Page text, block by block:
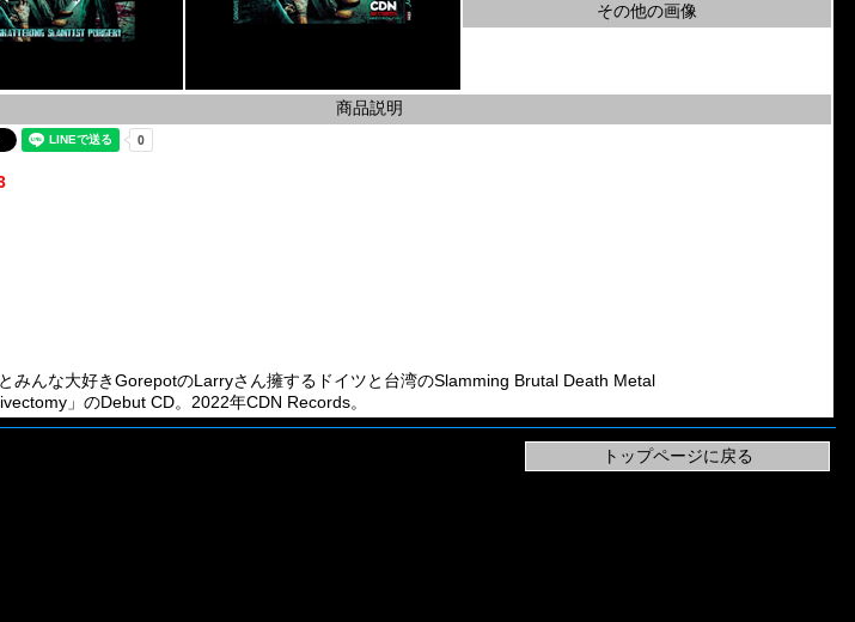
その他の画像
商品説明
みんな大好きGorepotのLarryさん擁するドイツと台湾のSlamming Brutal Death Metal
」のDebut CD。2022年CDN Records。